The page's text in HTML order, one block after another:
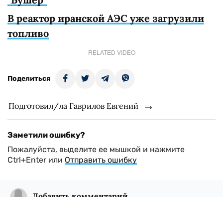
В реактор иранской АЭС уже загрузили
топливо
RELATED VIDEO
Поделиться
Подготовил/ла Гаврилов Евгений
Заметили ошибку?
Пожалуйста, выделите ее мышкой и нажмите
Ctrl+Enter или Отправить ошибку